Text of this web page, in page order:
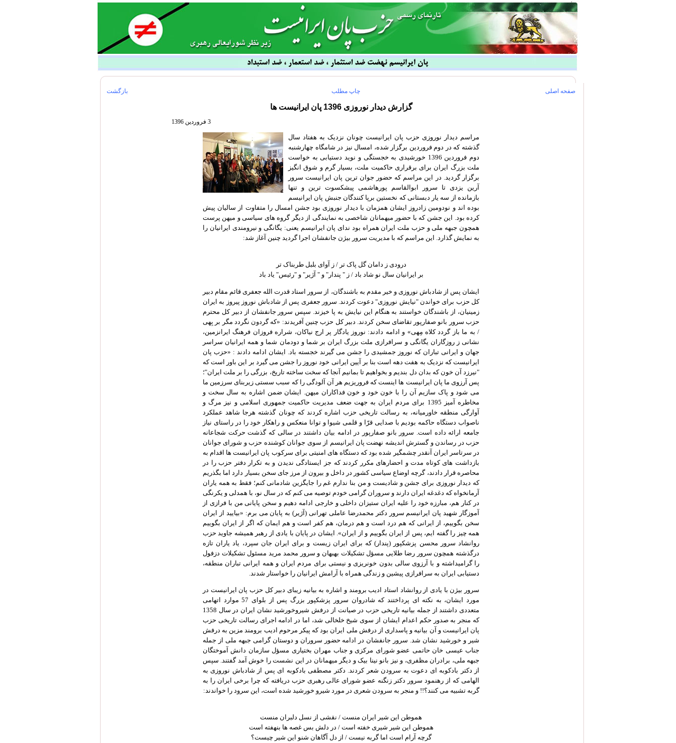
صفحه اصلی چاپ مطلب بازگشت
گزارش دیدار نوروزی 1396 پان ایرانیست ها
3 فروردین 1396
مراسم دیدار نوروزی حزب پان ایرانیست چونان نزدیک به هفتاد سال
گذشته که در دوم فروردین برگزار شده، امسال نیز در شامگاه چهارشنبه
دوم فروردین 1396 خورشیدی به خجستگی و نوید دستیابی به خواست
ملت بزرگ ایران برای برقراری حاکمیت ملت، بسیار گرم و شوق انگیز
برگزار گردید. در این مراسم که حضور جوان ترین پان ایرانیست سرور
آرین یزدی تا سرور ابوالقاسم پورهاشمی پیشکسوت ترین و تنها
بازمانده از سه یار دبستانی که نخستین برپا کنندگان جنبش پان ایرانیسم
بوده اند و نودومین زادروز ایشان همزمان با دیدار نوروزی بود جشن امسال را متفاوت از سالیان پیش
کرده بود. این جشن که با حضور میهمانان شاخصی به نمایندگی از دیگر گروه های سیاسی و میهن پرست
همچون جبهه ملی و حزب ملت ایران همراه بود ندای پان ایرانیسم یعنی: یگانگی و نیرومندی ایرانیان را
به نمایش گذارد. این مراسم که با مدیریت سرور بیژن جانفشان اجرا گردید چنین آغاز شد:
درودی ز دامان گل پاک تر / ز آوای بلبل طربناک تر
بر ایرانیان سال نو شاد باد / ز " پندار" و " آژیر" و "رئیس" یاد باد
ایشان پس از شادباش نوروزی و خیر مقدم به باشندگان، از سرور استاد قدرت الله جعفری قائم مقام دبیر
کل حزب برای خواندن "نیایش نوروزی" دعوت کردند. سرور جعفری پس از شادباش نوروز پیروز به ایران
زمینیان، از باشندگان خواستند به هنگام این نیایش به پا خیزند. سپس سرور جانفشان از دبیر کل محترم
حزب سرور بانو صفارپور تقاضای سخن کردند. دبیر کل حزب چنین آفریدند: «که گردون نگردد مگر بر بِهی
/ به ما باز گردد کلاه مِهی» و ادامه دادند: نوروز یادگار پر ارج نیاکان، شراره فروزان فرهنگ ایرانزمین،
نشانی ز روزگاران یگانگی و سرافرازی ملت بزرگ ایران بر شما و دودمان شما و همه ایرانیان سراسر
جهان و ایرانی تباران که نوروز جمشیدی را جشن می گیرند خجسته باد. ایشان ادامه دادند : «حزب پان
ایرانیست که نزدیک به هفت دهه است بنا بر آیین ایرانی خود نوروز را جشن می گیرد بر این باور است که
"نیرزد آن خون که بدان دل بندیم و بخواهیم تا بمانیم آنجا که سخت ساخته تاریخ، بزرگی را بر ملت ایران"؛
پس آرزوی ما پان ایرانیست ها اینست که فروریزیم هر آن آلودگی را که سبب سستی زیربنای سرزمین ما
می شود و پاک سازیم آن را با خون خود و خون فداکاران میهن. ایشان ضمن اشاره به سال سخت و
مخاطره آمیز 1395 برای مردم ایران به جهت ضعف مدیریت حاکمیت جمهوری اسلامی و نیز مرگ و
آوارگی منطقه خاورمیانه، به رسالت تاریخی حزب اشاره کردند که چونان گذشته هرجا شاهد عملکرد
ناصواب دستگاه حاکمه بودیم با صدایی قرّا و قلمی شیوا و توانا منعکس و راهکار خود را در راستای نیاز
جامعه ارائه داده است. سرور بانو صفارپور در ادامه بیان داشتند در سالی که گذشت حرکت شجاعانه
حزب در رساندن و گسترش اندیشه نهضت پان ایرانیسم از سوی جوانان کوشنده حزب و شورای جوانان
در سرتاسر ایران آنقدر چشمگیر شده بود که دستگاه های امنیتی برای سرکوب پان ایرانیست ها اقدام به
بازداشت های کوتاه مدت و احضارهای مکرر کردند که جز ایستادگی ندیدن و به تکرار دفتر حزب را در
محاصره قرار دادند، گرچه اوضاع سیاسی کشور در داخل و بیرون از مرز جای سخن بسیار دارد اما بگذریم
که دیدار نوروزی برای جشن و شادیست و من بنا ندارم غم را جایگزین شادمانی کنم؛ فقط به همه یاران
آرمانخواه که دغدغه ایران دارند و سروران گرامی خودم توصیه می کنم که در سال نو، با همدلی و یکرنگی
در کنار هم، مبارزه خود را علیه ایران ستیزان داخلی و خارجی ادامه دهیم و سخن پایانی من با فرازی از
آموزگار شهید پان ایرانیسم سرور دکتر محمدرضا عاملی تهرانی (آژیر) به پایان می برم: «بیایید از ایران
سخن بگوییم، از ایرانی که هم درد است و هم درمان، هم کفر است و هم ایمان که اگر از ایران بگوییم
همه چیز را گفته ایم، پس از ایران بگوییم و از ایران». ایشان در پایان با یادی از رهبر همیشه جاوید حزب
روانشاد سرور محسن پزشکپور (پندار) که برای ایران زیست و برای ایران جان سپرد، یاد یاران تازه
درگذشته همچون سرور رضا طلایی مسؤل تشکیلات بهبهان و سرور محمد مرید مسئول تشکیلات دزفول
را گرامیداشته و با آرزوی سالی بدون خونریزی و نیستی برای مردم ایران و همه ایرانی تباران منطقه،
دستیابی ایران به سرافرازی پیشین و زندگی همراه با آرامش ایرانیان را خواستار شدند.
سرور بیژن با یادی از روانشاد استاد ادیب برومند و اشاره به بیانیه زیبای دبیر کل حزب پان ایرانیست در
مورد ایشان، به نکته ای پرداختند که شادروان سرور پزشکپور بزرگ پس از بلوای 57 موارد اتهامی
متعددی داشتند از جمله بیانیه تاریخی حزب در صیانت از درفش شیروخورشید نشان ایران در سال 1358
که منجر به صدور حکم اعدام ایشان از سوی شیخ خلخالی شد، اما در ادامه اجرای رسالت تاریخی حزب
پان ایرانیست و آن بیانیه و پاسداری از درفش ملی ایران بود که پیکر مرحوم ادیب برومند مزین به درفش
شیر و خورشید نشان شد. سرور جانفشان در ادامه حضور سروران و دوستان گرامی جبهه ملی از جمله
جناب عیسی خان حاتمی عضو شورای مرکزی و جناب مهران بختیاری مسؤل سازمان دانش آموختگان
جبهه ملی، برادران مظفری، و نیز بانو نینا بیک و دیگر میهمانان در این نشست را خوش آمد گفتند. سپس
از دکتر بادکوبه ای دعوت به سرودن شعر کردند. دکتر مصطفی بادکوبه ای پس از شادباش نوروزی به
الهامی که از رهنمود سرور دکتر زنگنه عضو شورای عالی رهبری حزب دریافته که چرا برخی ایران را به
گربه تشبیه می کنند؟!! و منجر به سرودن شعری در مورد شیرو خورشید شده است، این سرود را خواندند:
هموطن این شیر ایران منست / نقشی از نسل دلبران منست
هموطن این شیر شیری خفته است / در دلش بس غصه ها بنهفته است
گرچه آرام است اما گربه نیست / از دل آگاهان شنو این شیر چیست؟